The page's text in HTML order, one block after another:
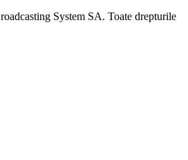
System SA. Toate drepturile